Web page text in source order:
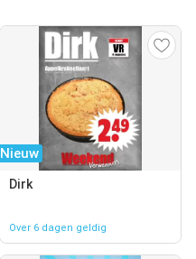
Nieuw
Dirk
Over 6 dagen geldig